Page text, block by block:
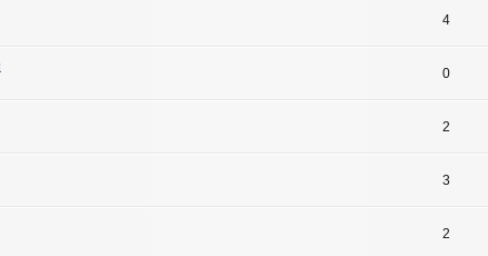
4
0
2
3
2